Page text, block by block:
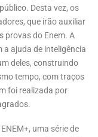
Desta vez, os
que irão auxiliar
provas do Enem. A
ajuda de inteligência
deles, construindo
tempo, com traços
foi realizada por
uma série de